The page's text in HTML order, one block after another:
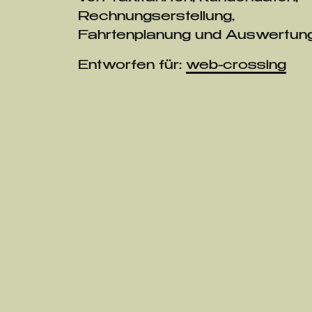
Rechnungserstellung,
Fahrtenplanung und
Entworfen für: web-crossing